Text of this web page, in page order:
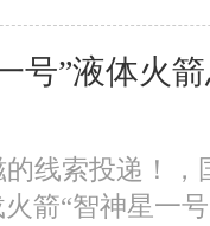
号”液体火
线索投递！
箭“智神星一